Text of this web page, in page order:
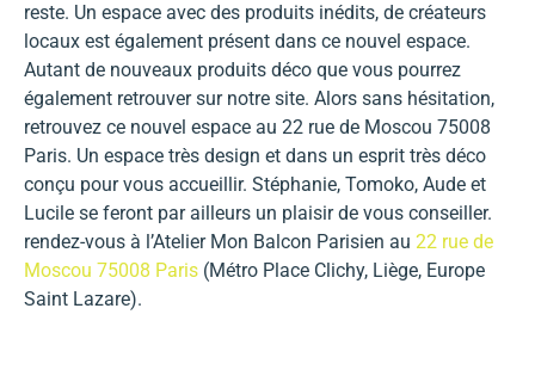
reste. Un espace avec des produits inédits, de créateurs
locaux est également présent dans ce nouvel espace.
Autant de nouveaux produits déco que vous pourrez
également retrouver sur notre site. Alors sans hésitation,
retrouvez ce nouvel espace au 22 rue de Moscou 75008
Paris. Un espace très design et dans un esprit très déco
conçu pour vous accueillir. Stéphanie, Tomoko, Aude et
Lucile se feront par ailleurs un plaisir de vous conseiller.
rendez-vous à l’Atelier Mon Balcon Parisien au 22 rue de
Moscou 75008 Paris (Métro Place Clichy, Liège, Europe
Saint Lazare).